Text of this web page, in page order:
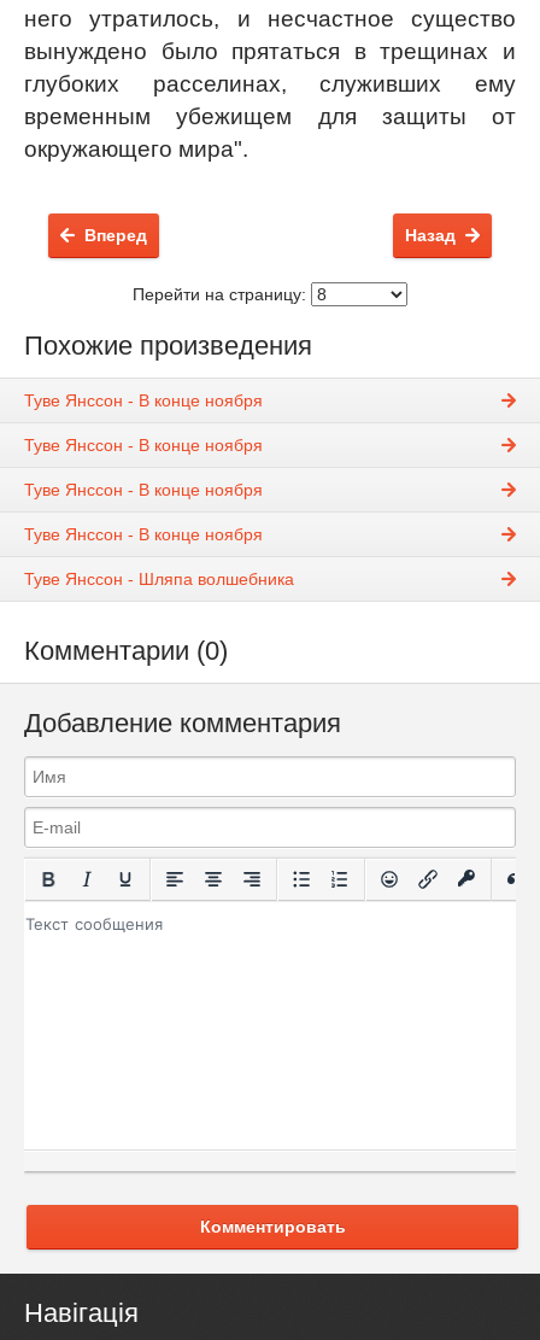
него утратилось, и несчастное существо
вынуждено было прятаться в трещинах и
глубоких расселинах, служивших ему
временным убежищем для защиты от
окружающего мира".
Назад
Вперед
Перейти на страницу:
Похожие произведения
Туве Янссон - В конце ноября
Туве Янссон - В конце ноября
Туве Янссон - В конце ноября
Туве Янссон - В конце ноября
Туве Янссон - Шляпа волшебника
Комментарии (0)
Добавление комментария
Комментировать
Навігація